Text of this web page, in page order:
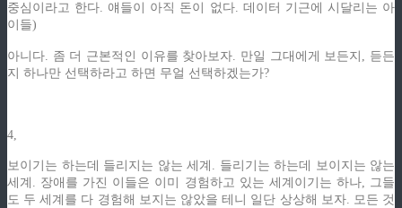
중심이라고 한다. 얘들이 아직 돈이 없다. 데이터 기근에 시달리는 아
이들)
아니다. 좀 더 근본적인 이유를 찾아보자. 만일 그대에게 보든지, 듣든
지 하나만 선택하라고 하면 무얼 선택하겠는가?
4,
보이기는 하는데 들리지는 않는 세계. 들리기는 하는데 보이지는 않는
세계. 장애를 가진 이들은 이미 경험하고 있는 세계이기는 하나, 그들
도 두 세계를 다 경험해 보지는 않았을 테니 일단 상상해 보자. 모든 것